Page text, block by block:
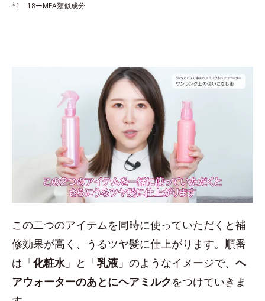
*1 18ーMEA類似成分
この二つのアイテムを同時に使っていただくと補
修効果が高く、うるツヤ髪に仕上がります。順番
は「化粧水」と「乳液 」のようなイメージで、 ヘ
アウォーターのあとにヘアミルクをつけていきま